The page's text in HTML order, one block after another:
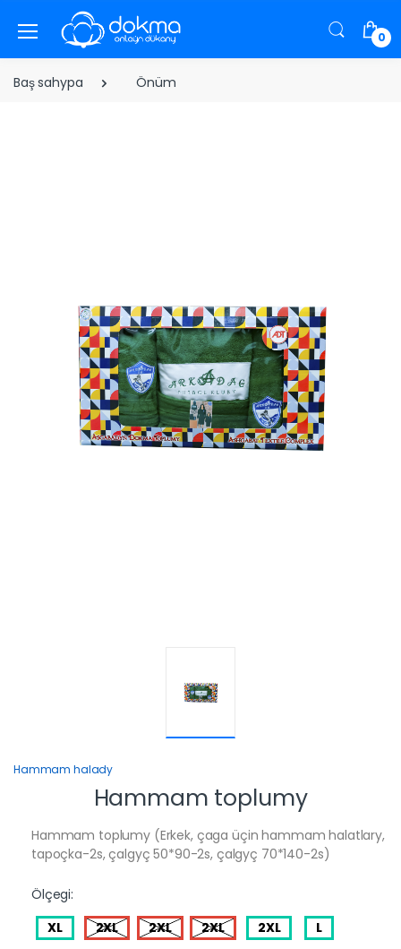
0
Baş sahypa Önüm
Hammam halady
Hammam toplumy
Hammam toplumy (Erkek, çaga üçin hammam halatlary,
tapoçka-2s, çalgyç 50*90-2s, çalgyç 70*140-2s)
Ölçegi:
XL
2XL 2XL 2XL 2XL L